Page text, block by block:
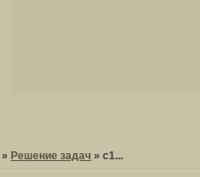
» Решение задач »c1...